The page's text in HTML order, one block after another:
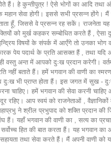
हैं। हे कुन्तीपुत्र ! ऐसे भोगों का आदि
सेवा होगी। इससे सभी प्रसन्न होंगे। मैं
हूँ, जिससे वे प्रसन्न रह सकें। राजनेता यह
को मुर्ख कहकर सम्बोधित करते हैं , ऐसा
विषयों के संपर्क में आएँगे तो उनका भोग
पेय पदार्थ के प्रति आसक्त हैं , तथा
अन्त में आपको दुःख प्रदान करेगी।
बताते हैं। हमें भगवान की वाणी का
भी प्राप्त होता हैं। इस जगत में सुख -
चाहिए। हमें भगवान की सेवा करनी
आप स्वयं को राजनेताओं , वैज्ञानिकों के
ने श्रील प्रभुपाद को शक्ति प्रदान की
यहाँ भगवान की वाणी का , सत्य का
हित की बात करता हैं। यह भगवान
तथा सेवा करते हैं। मैं अपनी वाणी को